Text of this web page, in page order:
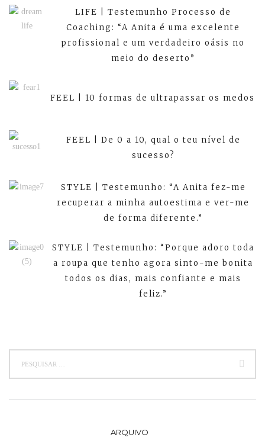
LIFE | Testemunho Processo de
Coaching: “A Anita é uma excelente
profissional e um verdadeiro oásis no
meio do deserto”
FEEL | 10 formas de ultrapassar os medos
FEEL | De 0 a 10, qual o teu nível de
sucesso?
STYLE | Testemunho: “A Anita fez-me
recuperar a minha autoestima e ver-me
de forma diferente.”
STYLE | Testemunho: “Porque adoro toda
a roupa que tenho agora sinto-me bonita
todos os dias, mais confiante e mais
feliz.”
ARQUIVO